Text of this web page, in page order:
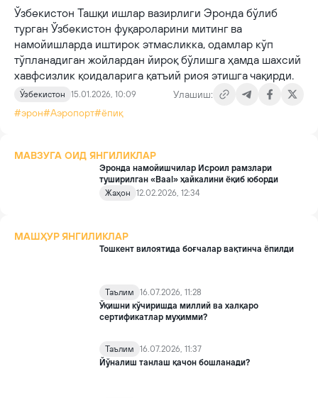
Ўзбекистон Ташқи ишлар вазирлиги Эронда бўлиб
турган Ўзбекистон фуқароларини митинг ва
намойишларда иштирок этмасликка, одамлар кўп
тўпланадиган жойлардан йироқ бўлишга ҳамда шахсий
хавфсизлик қоидаларига қатъий риоя этишга чақирди.
Ўзбекистон 15.01.2026, 10:09
Улашиш:
#эрон#Аэропорт#ёпиқ
МАВЗУГА ОИД ЯНГИЛИКЛАР
Эронда намойишчилар Исроил рамзлари
туширилган «Baal» ҳайкалини ёқиб юборди
Жаҳон
12.02.2026, 12:34
МАШҲУР ЯНГИЛИКЛАР
Тошкент вилоятида боғчалар вақтинча ёпилди
Таълим
16.07.2026, 11:28
Ўқишни кўчиришда миллий ва халқаро
сертификатлар муҳимми?
Таълим
16.07.2026, 11:37
Йўналиш танлаш қачон бошланади?